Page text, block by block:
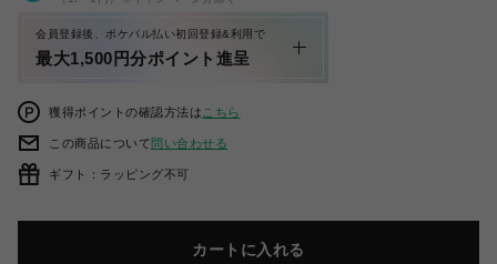
会員登録後、ポケパル払い初回登録&利用で
最大1,500円分ポイント進呈
獲得ポイントの確認方法は こちら
この商品について問い合わせる
ギフト：ラッピング不可
カートに入れる